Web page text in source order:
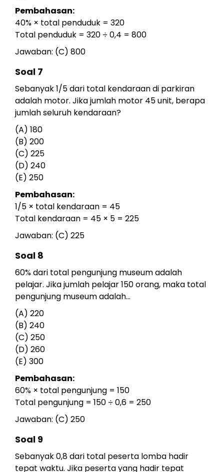
Pembahasan:
40% × total penduduk = 320
Total penduduk = 320 ÷ 0,4 = 800
Jawaban: (C) 800
Soal 7
Sebanyak 1/5 dari total kendaraan di parkiran
adalah motor. Jika jumlah motor 45 unit, berapa
jumlah seluruh kendaraan?
(A) 180
(B) 200
(C) 225
(D) 240
(E) 250
Pembahasan:
1/5 × total kendaraan = 45
Total kendaraan = 45 × 5 = 225
Jawaban: (C) 225
Soal 8
60% dari total pengunjung museum adalah
pelajar. Jika jumlah pelajar 150 orang, maka total
pengunjung museum adalah...
(A) 220
(B) 240
(C) 250
(D) 260
(E) 300
Pembahasan:
60% × total pengunjung = 150
Total pengunjung = 150 ÷ 0,6 = 250
Jawaban: (C) 250
Soal 9
Sebanyak 0,8 dari total peserta lomba hadir
tepat waktu. Jika peserta yang hadir tepat